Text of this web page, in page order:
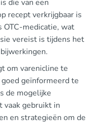
die van een
recept verkrijgbaar is
OTC-medicatie, wat
vereist is tijdens het
om varenicline te
geïnformeerd te
de mogelijke
vaak gebruikt in
en strategieën om de